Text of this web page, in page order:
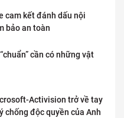
cam kết đánh dấu nội
bảo an toàn
cần có những vật
Activision trở về tay
chống độc quyền của Anh